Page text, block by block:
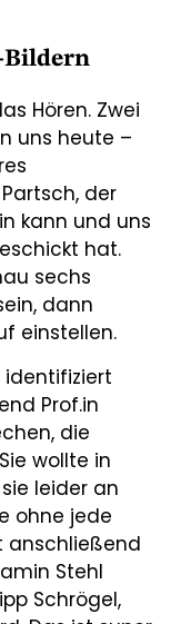
Bildern
Hören. Zwei
uns heute –
der
kann und uns
hat.
sechs
dann
einstellen.
Prof.in
die
wollte in
leider an
ohne jede
anschließend
Stehl
Schrögel,